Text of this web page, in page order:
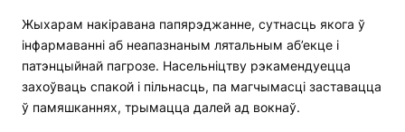
Жыхарам накіравана папярэджанне, сутнасць якога ў
інфармаванні аб неапазнаным лятальным аб’екце і
патэнцыйнай пагрозе. Насельніцтву рэкамендуецца
захоўваць спакой і пільнасць, па магчымасці заставацца
ў памяшканнях, трымацца далей ад вокнаў.